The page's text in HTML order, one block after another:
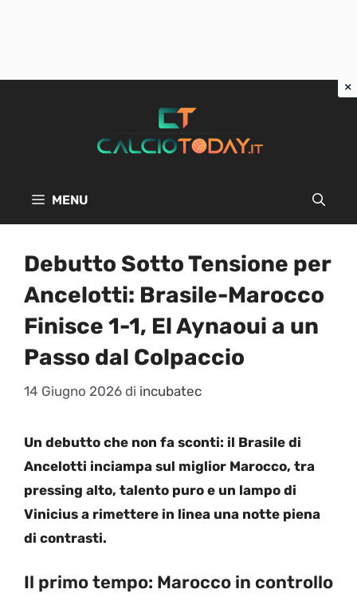
MENU
Debutto Sotto Tensione per
Ancelotti: Brasile-Marocco
Finisce 1-1, El Aynaoui a un
Passo dal Colpaccio
14 Giugno 2026 di incubatec
Un debutto che non fa sconti: il Brasile di
Ancelotti inciampa sul miglior Marocco, tra
pressing alto, talento puro e un lampo di
Vinicius a rimettere in linea una notte piena
di contrasti.
Il primo tempo: Marocco in controllo